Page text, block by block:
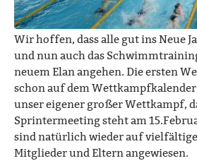
Wir hoffen, dass alle gut ins Neue
und nun auch das
neuem Elan angehen. Die ersten
schon auf dem
unser eigener großer Wettkampf,
Sprintermeeting steht am
sind natürlich wieder auf
Mitglieder und Eltern angewiesen.